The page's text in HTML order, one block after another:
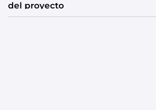
del proyecto